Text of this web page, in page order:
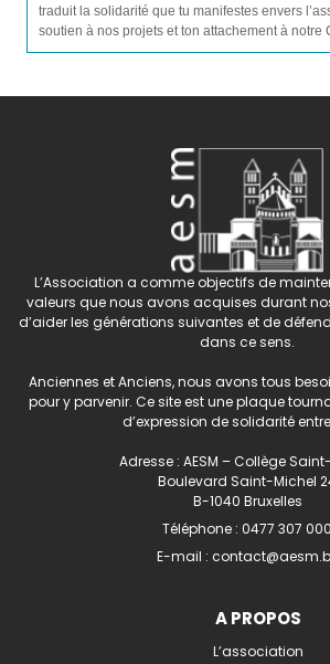
traduit la solidarité que tu manifestes envers
soutien à nos projets et ton attachement à
L’Association a comme objectifs de
valeurs que nous avons acquises durant
d’aider les générations suivantes et de
dans ce sens.
Anciennes et Anciens, nous avons tous
pour y parvenir. Ce site est une plaque
d’expression de solidarité
Adresse : AESM – Collège
Boulevard Saint-Michel
B-1040 Bruxelles
Téléphone : 0477 307 000
E-mail :
A PROPOS
L’association